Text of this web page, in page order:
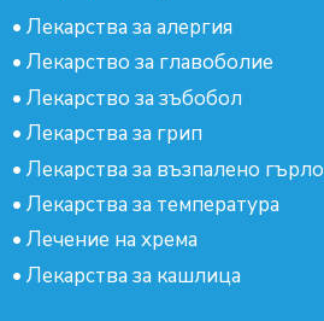
• Лекарства за алергия
• Лекарство за главоболие
• Лекарство за зъбобол
• Лекарства за грип
• Лекарства за възпалено гърло
• Лекарства за температура
• Лечение на хрема
• Лекарства за кашлица